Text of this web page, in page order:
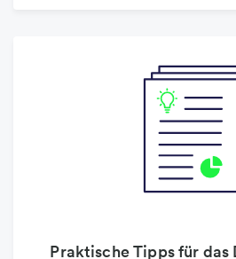
Praktische Tipps für das